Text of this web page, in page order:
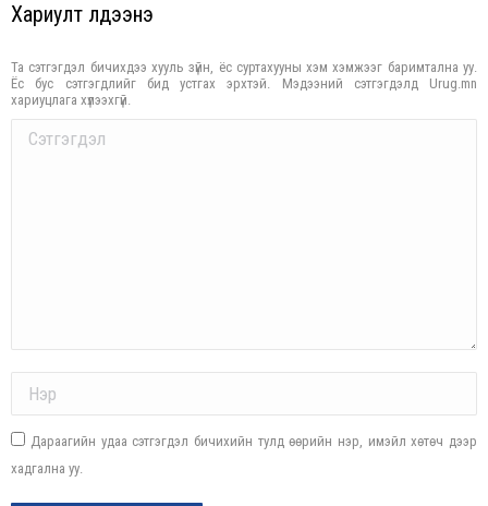
Хариулт үлдээнэ үү
Та сэтгэгдэл бичихдээ хууль зүйн, ёс суртахууны хэм хэмжээг баримтална уу.
Ёс бус сэтгэгдлийг бид устгах эрхтэй. Мэдээний сэтгэгдэлд Urug.mn
хариуцлага хүлээхгүй.
Comment
Дараагийн удаа сэтгэгдэл бичихийн тулд өөрийн нэр, имэйл хөтөч дээр
хадгална уу.